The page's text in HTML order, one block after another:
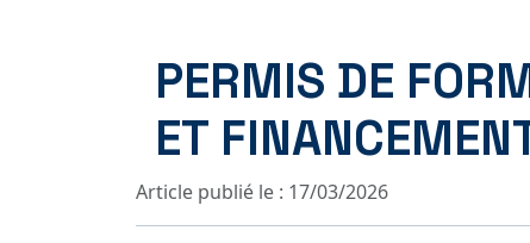
PERMIS DE
ET
Article publié le : 17/03/2026